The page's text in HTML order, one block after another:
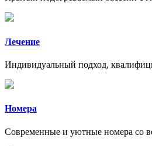
Лечение
Индивидуальный подход,
Номера
Современные и уютные номера со